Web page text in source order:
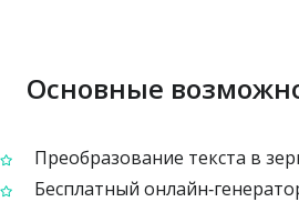
Основные
Преобразование текста в
Бесплатный